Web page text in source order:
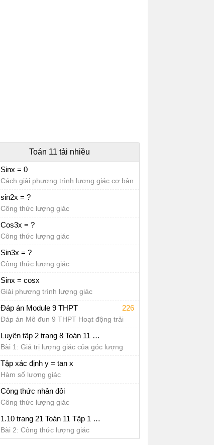
Toán 11 tải nhiều
Sinx = 0
Cách giải phương trình lượng giác cơ bản
sin2x = ?
Công thức lượng giác
Cos3x = ?
Công thức lượng giác
Sin3x = ?
Công thức lượng giác
Sinx = cosx
Giải phương trình lượng giác
Đáp án Module 9 THPT 226
Đáp án Mô đun 9 THPT Hoạt động trải
Luyện tập 2 trang 8 Toán 11 Tập 1 sách Kết nối tri thức
Bài 1: Giá trị lượng giác của góc lượng
Tập xác định y = tan x
Hàm số lượng giác
Công thức nhân đôi
Công thức lượng giác
1.10 trang 21 Toán 11 Tập 1 sách Kết nối tri thức
Bài 2: Công thức lượng giác